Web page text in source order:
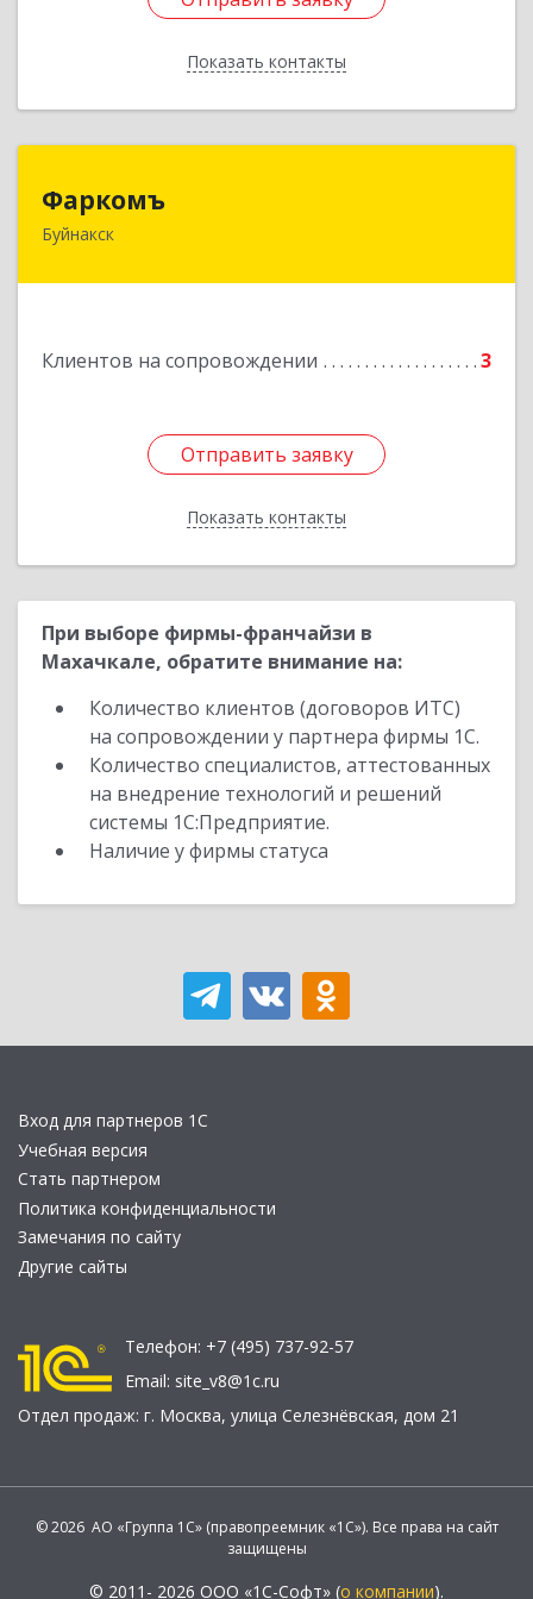
Показать контакты
Назад
Фаркомъ
Буйнакск
Клиентов на сопровождении 3
Отправить заявку
Показать контакты
Отправить заявку
Назад
При выборе фирмы-франчайзи в
Махачкале, обратите внимание на:
Количество клиентов (договоров ИТС)
на сопровождении у партнера фирмы 1С.
Количество специалистов, аттестованных
на внедрение технологий и решений
системы 1С:Предприятие.
Наличие у фирмы статуса
Вход для партнеров 1С
Учебная версия
Стать партнером
Политика конфиденциальности
Замечания по сайту
Другие сайты
Телефон: +7 (495) 737-92-57
Email: site_v8@1c.ru
Отдел продаж: г. Москва, улица Селезнёвская, дом 21
© 2026 АО «Группа 1С» (правопреемник «1С»). Все права на сайт
защищены
© 2011- 2026 ООО «1С-Софт» (о компании).